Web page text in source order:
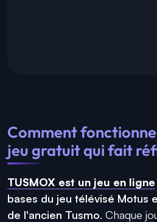
Comment
jeu gratuit qui fait
TUSMOX est un jeu en ligne
bases du jeu télévisé Motus
de l'ancien Tusmo. Chaque